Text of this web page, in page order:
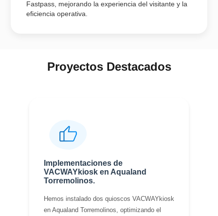
Fastpass, mejorando la experiencia del visitante y la
eficiencia operativa.
Proyectos Destacados
Implementaciones de
VACWAYkiosk en Aqualand
Torremolinos.
Hemos instalado dos quioscos VACWAYkiosk
en Aqualand Torremolinos, optimizando el